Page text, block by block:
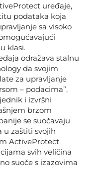
uređaje,
podataka koja
sa visoko
klasi.
odražava stalnu
da svojim
za upravljanje
– podacima”,
i izvršni
brzom
se suočavaju
u zaštiti svojih
ActiveProtect
svih veličina
suoče s izazovima